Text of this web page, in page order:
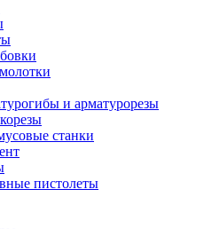
и арматурорезы
станки
пистолеты